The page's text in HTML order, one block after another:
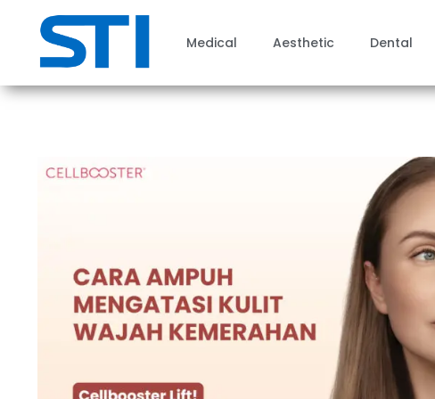
Medical Aesthetic Dental